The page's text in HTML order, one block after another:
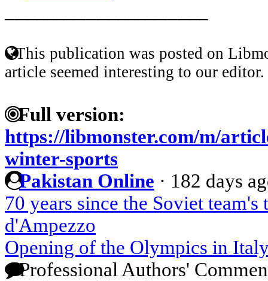
This publication was posted on
article seemed interesting to our editor.
Full version:
https://libmonster.com/m/
winter-sports
Pakistan Online · 182 days
70 years since the Soviet
d'Ampezzo
Opening of the Olympics in
Professional Authors'